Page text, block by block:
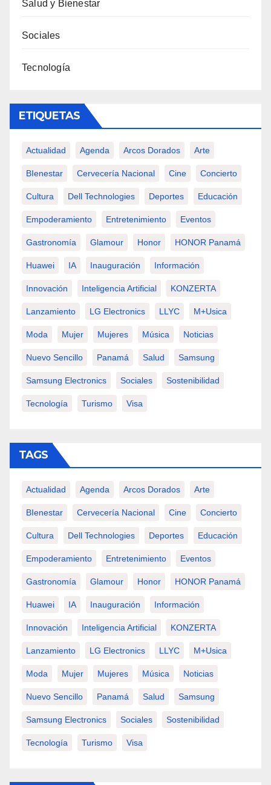
Salud y Bienestar
Sociales
Tecnología
ETIQUETAS
Actualidad Agenda Arcos Dorados Arte
BIenestar Cervecería Nacional Cine Concierto
Cultura Dell Technologies Deportes Educación
Empoderamiento Entretenimiento Eventos
Gastronomía Glamour Honor HONOR Panamá
Huawei IA Inauguración Información
Innovación Inteligencia Artificial KONZERTA
Lanzamiento LG Electronics LLYC M+usica
Moda Mujer Mujeres Música Noticias
Nuevo Sencillo Panamá Salud Samsung
Samsung Electronics Sociales Sostenibilidad
Tecnología Turismo Visa
TAGS
Actualidad Agenda Arcos Dorados Arte
BIenestar Cervecería Nacional Cine Concierto
Cultura Dell Technologies Deportes Educación
Empoderamiento Entretenimiento Eventos
Gastronomía Glamour Honor HONOR Panamá
Huawei IA Inauguración Información
Innovación Inteligencia Artificial KONZERTA
Lanzamiento LG Electronics LLYC M+usica
Moda Mujer Mujeres Música Noticias
Nuevo Sencillo Panamá Salud Samsung
Samsung Electronics Sociales Sostenibilidad
Tecnología Turismo Visa